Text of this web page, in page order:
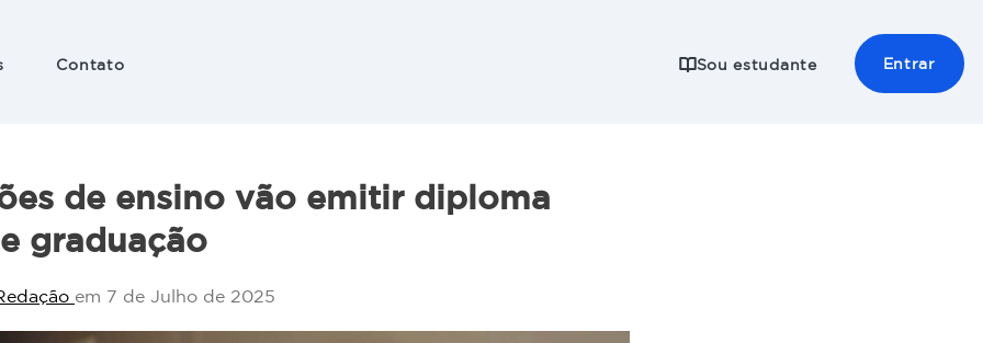
Contato Sou estudante Entrar
de ensino vão emitir diploma
graduação
em 7 de Julho de 2025